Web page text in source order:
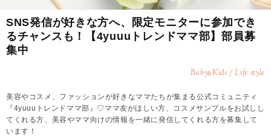
SNS発信が好きな方へ、限定モニターに参加でき
るチャンスも！【4yuuuトレンドママ部】部員募
集中
Baby&Kids / Life style
美容やコスメ、ファッションが好きなママたちが集まる公式コミュニティ
『4yuuuトレンドママ部』♡ママ友がほしい方、コスメサンプルをお試しし
てくれる方、美容やママ向けの情報を一緒に発信してくれる方を募集して
います！